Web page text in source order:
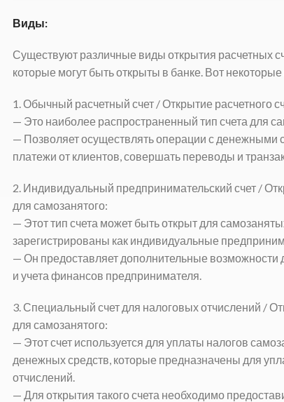
Виды:
Существуют различные виды открытия расчетных
которые могут быть открыты в банке. Вот некоторые
1. Обычный расчетный счет /Открытие расчетного
— Это наиболее распространенный тип счета для
— Позволяет осуществлять операции с денежными
платежи от клиентов, совершать переводы и
2. Индивидуальный предпринимательский счет /
для самозанятого:
— Этот тип счета может быть открыт для
зарегистрированы как индивидуальные
— Он предоставляет дополнительные возможности
и учета финансов предпринимателя.
3. Специальный счет для налоговых отчислений /
для самозанятого:
— Этот счет используется для уплаты налогов
денежных средств, которые предназначены для
отчислений.
— Для открытия такого счета необходимо